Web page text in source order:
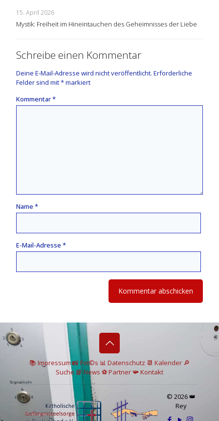
15. April 2026
Mystik: Freiheit im Hineintauchen des Geheimnisses der Liebe
Schreibe einen Kommentar
Deine E-Mail-Adresse wird nicht veröffentlicht. Erforderliche
Felder sind mit*markiert
Kommentar*
Name *
E-Mail-Adresse *
📚 Impressum📸Fot©s 📊 Datenschutz 📆 Kalender 🔎
Suche 📘 News ⚽Partner📯Kontakt
© 2026 👑
Rey